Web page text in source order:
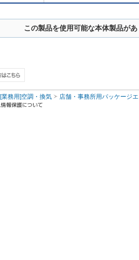
この製品を使用可能な本体製品が
[業務用]空調・換気 店舗・事務所用パッケージ